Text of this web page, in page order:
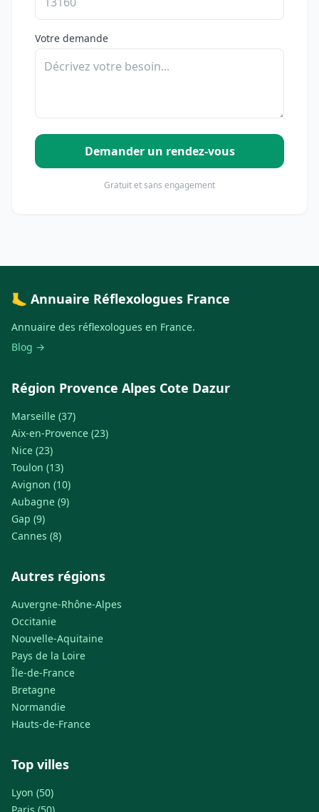
Votre demande
Demander un rendez-vous
Gratuit et sans engagement
🦶 Annuaire Réflexologues France
Annuaire des réflexologues en France.
Blog →
Région Provence Alpes Cote Dazur
Marseille (37)
Aix-en-Provence (23)
Nice (23)
Toulon (13)
Avignon (10)
Aubagne (9)
Gap (9)
Cannes (8)
Autres régions
Auvergne-Rhône-Alpes
Occitanie
Nouvelle-Aquitaine
Pays de la Loire
Île-de-France
Bretagne
Normandie
Hauts-de-France
Top villes
Lyon (50)